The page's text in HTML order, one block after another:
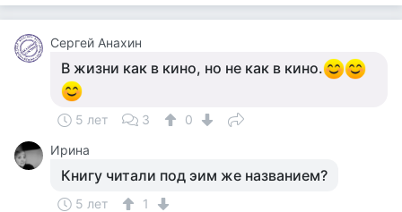
Сергей Анахин
В жизни как в кино, но не как в кино.
5 лет 3
0
Ирина
Книгу читали под эим же названием?
5 лет
1